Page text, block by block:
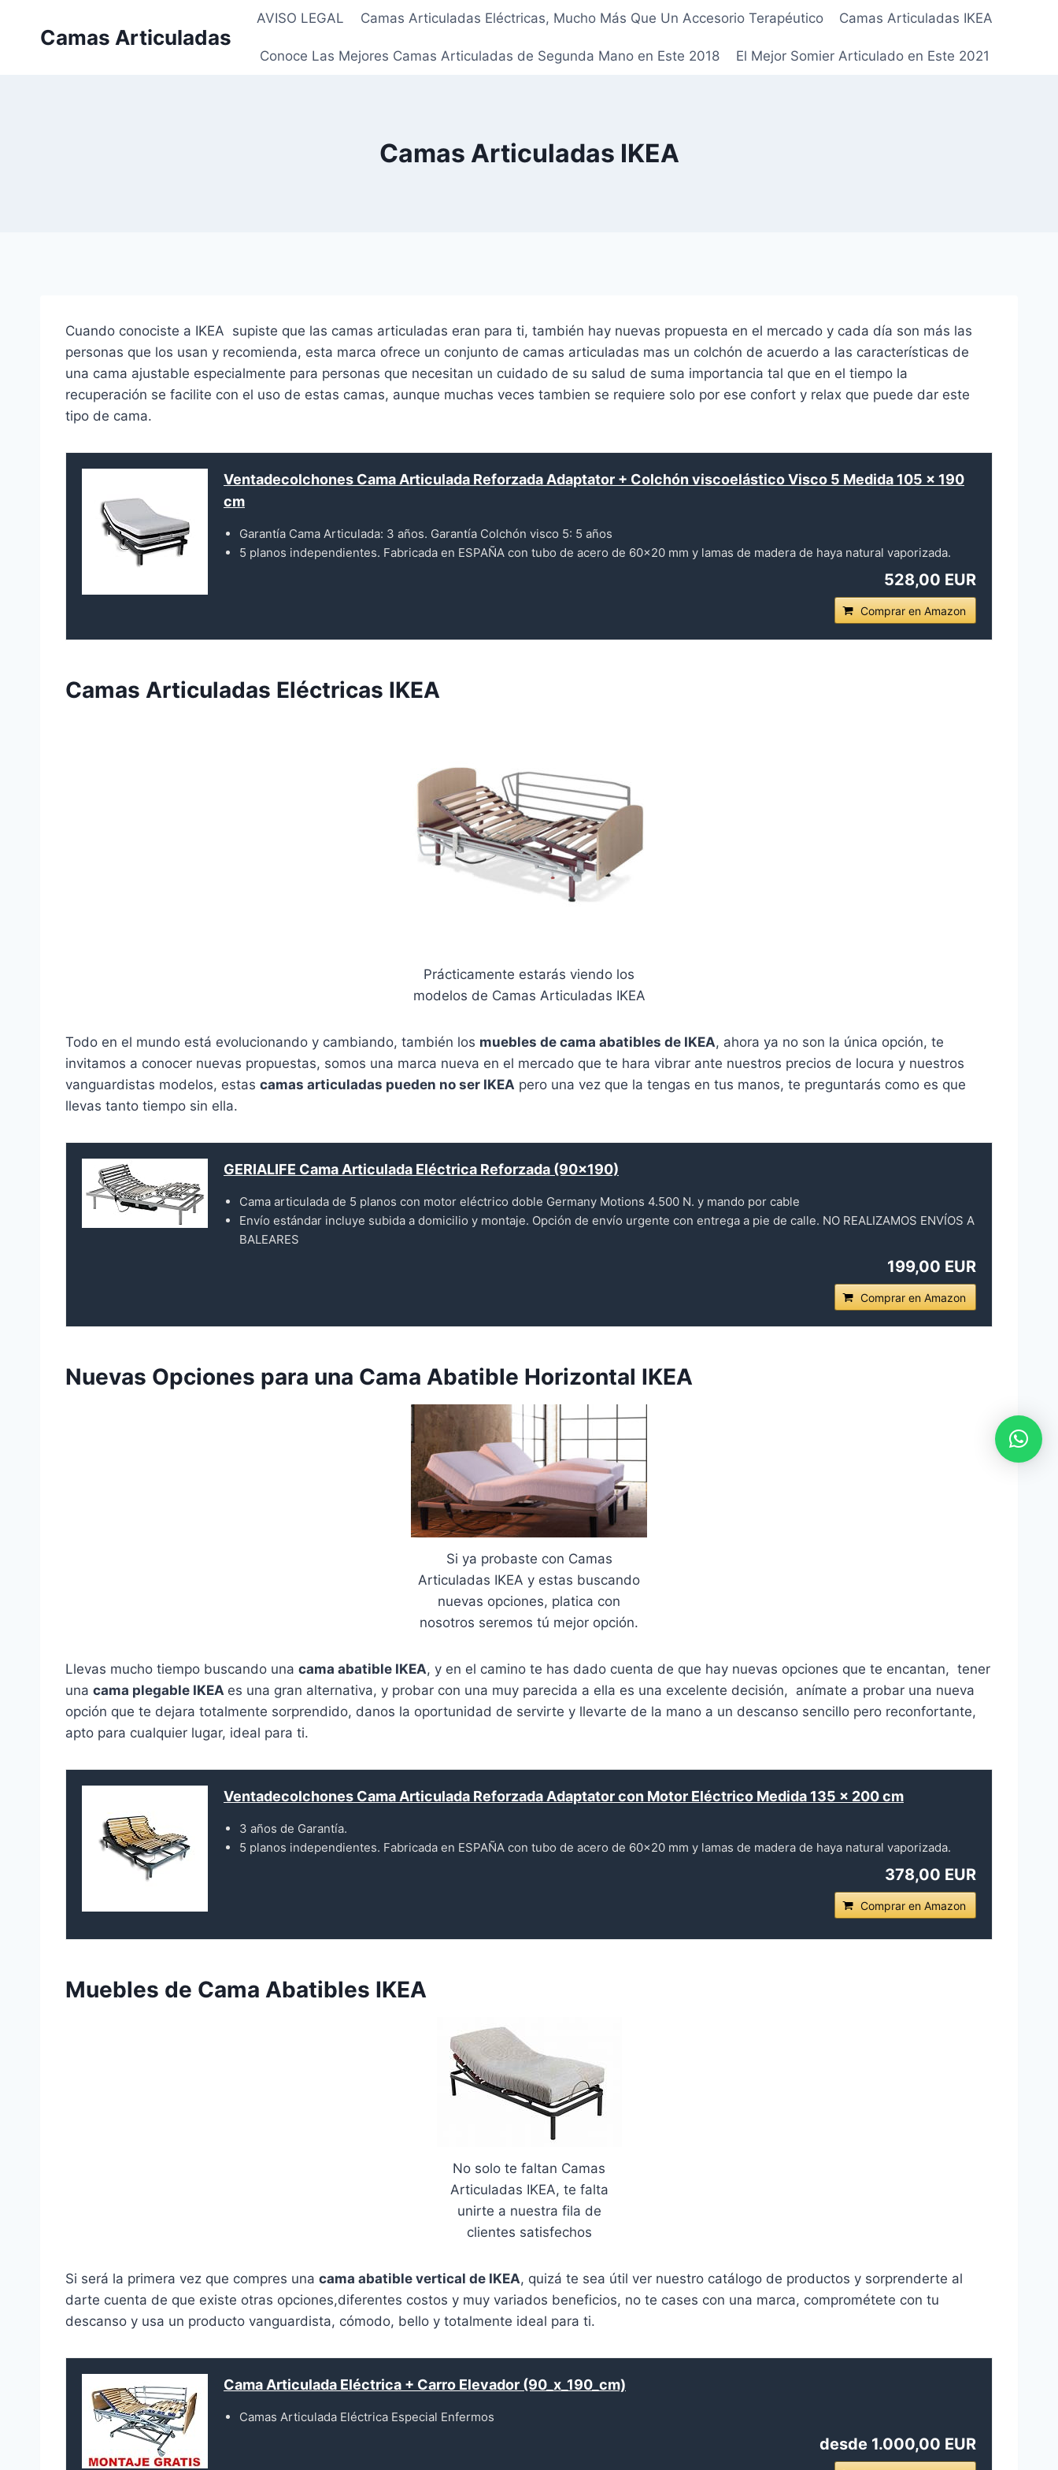
Camas Articuladas
AVISO LEGAL Camas Articuladas Eléctricas, Mucho Más Que Un Accesorio Terapéutico Camas Articuladas IKEA
Conoce Las Mejores Camas Articuladas de Segunda Mano en Este 2018 El Mejor Somier Articulado en Este 2021
Camas Articuladas IKEA
Cuando conociste a IKEA supiste que las camas articuladas eran para ti, también hay nuevas propuesta en el mercado y cada día son más las
personas que los usan y recomienda, esta marca ofrece un conjunto de camas articuladas mas un colchón de acuerdo a las características de
una cama ajustable especialmente para personas que necesitan un cuidado de su salud de suma importancia tal que en el tiempo la
recuperación se facilite con el uso de estas camas, aunque muchas veces tambien se requiere solo por ese confort y relax que puede dar este
tipo de cama.
Ventadecolchones Cama Articulada Reforzada Adaptator + Colchón viscoelástico Visco 5 Medida 105 x 190
cm
Garantía Cama Articulada: 3 años. Garantía Colchón visco 5: 5 años
5 planos independientes. Fabricada en ESPAÑA con tubo de acero de 60x20 mm y lamas de madera de haya natural vaporizada.
528,00 EUR
Comprar en Amazon
Camas Articuladas Eléctricas IKEA
Prácticamente estarás viendo los
modelos de Camas Articuladas IKEA
Todo en el mundo está evolucionando y cambiando, también los muebles de cama abatibles de IKEA, ahora ya no son la única opción, te
invitamos a conocer nuevas propuestas, somos una marca nueva en el mercado que te hara vibrar ante nuestros precios de locura y nuestros
vanguardistas modelos, estas camas articuladas pueden no ser IKEA pero una vez que la tengas en tus manos, te preguntarás como es que
llevas tanto tiempo sin ella.
GERIALIFE Cama Articulada Eléctrica Reforzada (90x190)
Cama articulada de 5 planos con motor eléctrico doble Germany Motions 4.500 N. y mando por cable
Envío estándar incluye subida a domicilio y montaje. Opción de envío urgente con entrega a pie de calle. NO REALIZAMOS ENVÍOS A
BALEARES
199,00 EUR
Comprar en Amazon
Nuevas Opciones para una Cama Abatible Horizontal IKEA
Si ya probaste con Camas
Articuladas IKEA y estas buscando
nuevas opciones, platica con
nosotros seremos tú mejor opción.
Llevas mucho tiempo buscando una cama abatible IKEA, y en el camino te has dado cuenta de que hay nuevas opciones que te encantan, tener
una cama plegable IKEA es una gran alternativa, y probar con una muy parecida a ella es una excelente decisión, anímate a probar una nueva
opción que te dejara totalmente sorprendido, danos la oportunidad de servirte y llevarte de la mano a un descanso sencillo pero reconfortante,
apto para cualquier lugar, ideal para ti.
Ventadecolchones Cama Articulada Reforzada Adaptator con Motor Eléctrico Medida 135 x 200 cm
3 años de Garantía.
5 planos independientes. Fabricada en ESPAÑA con tubo de acero de 60x20 mm y lamas de madera de haya natural vaporizada.
378,00 EUR
Comprar en Amazon
Muebles de Cama Abatibles IKEA
No solo te faltan Camas
Articuladas IKEA, te falta
unirte a nuestra fila de
clientes satisfechos
Si será la primera vez que compres una cama abatible vertical de IKEA, quizá te sea útil ver nuestro catálogo de productos y sorprenderte al
darte cuenta de que existe otras opciones,diferentes costos y muy variados beneficios, no te cases con una marca, comprométete con tu
descanso y usa un producto vanguardista, cómodo, bello y totalmente ideal para ti.
Cama Articulada Eléctrica + Carro Elevador (90_x_190_cm)
Camas Articulada Eléctrica Especial Enfermos
desde 1.000,00 EUR